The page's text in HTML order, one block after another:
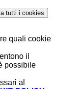
tutti i cookies
quali cookie
il
possibile
al